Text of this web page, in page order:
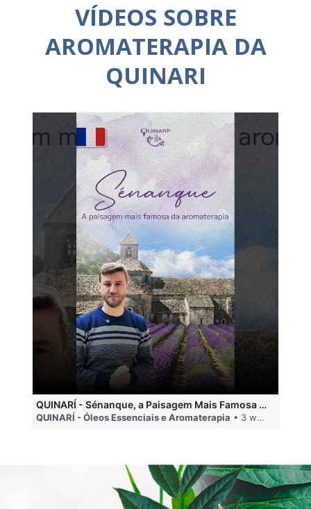
VÍDEOS SOBRE
AROMATERAPIA DA
QUINARI
QUINARÍ - Sénanque, a Paisagem Mais Famosa da Aromaterapia
QUINARÍ - Óleos Essenciais e Aromaterapia • 3 weeks ago